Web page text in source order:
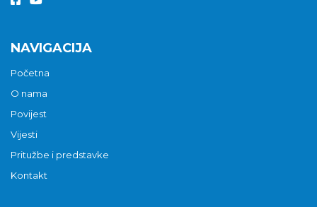
NAVIGACIJA
Početna
O nama
Povijest
Vijesti
Pritužbe i predstavke
Kontakt